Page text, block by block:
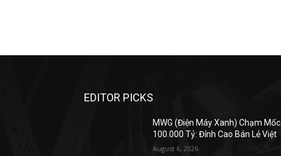
EDITOR PICKS
MWG (Điện Máy Xanh) Chạm Mốc
100.000 Tỷ: Đỉnh Cao Bán Lẻ Việt
August 6, 2026